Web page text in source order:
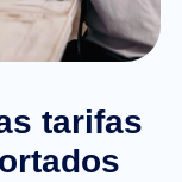
tarifas